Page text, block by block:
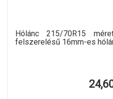
Hólánc 215/70R15
felszerelésű 16mm-es